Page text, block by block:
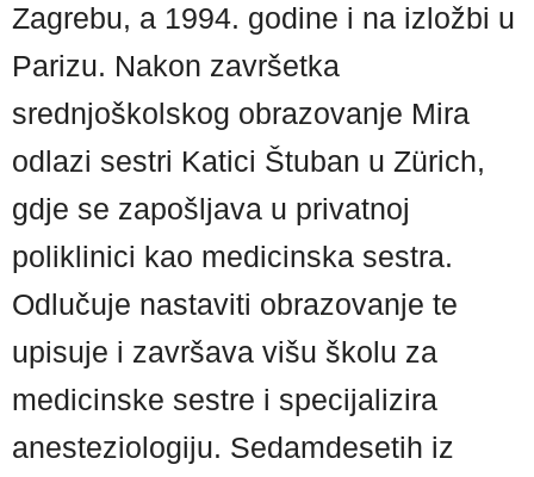
Zagrebu, a 1994. godine i na izložbi u
Parizu. Nakon završetka
srednjoškolskog obrazovanje Mira
odlazi sestri Katici Štuban u Zürich,
gdje se zapošljava u privatnoj
poliklinici kao medicinska sestra.
Odlučuje nastaviti obrazovanje te
upisuje i završava višu školu za
medicinske sestre i specijalizira
anesteziologiju. Sedamdesetih iz